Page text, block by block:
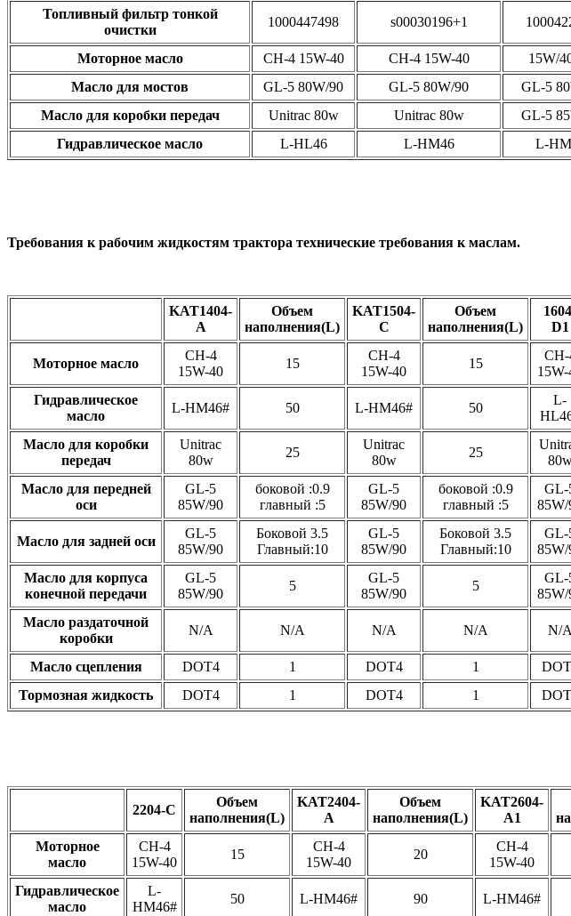
Топливный фильтр тонкой
очистки
1000447498 s00030196+1
Моторное масло CH-4 15W-40 CH-4 15W-40 15W/
Масло для мостов
GL-5 80W/90 GL-5 80W/90 GL-5
Масло для коробки передач
Unitrac 80w Unitrac 80w GL-5
Гидравлическое масло
L-HL46 L-HM46 L-
Требования к рабочим жидкостям трактора технические требования к маслам.
KAT1404-
A
Объем
наполнения(L)
KAT1504-
C
Объем
наполнения(L)
D1
Моторное масло
CH-4
15W-40
15
CH-4
15W-40
15
CH-
15W-
Гидравлическое
масло
L-HM46# 50 L-HM46# 50
L-
Масло для коробки
передач
Unitrac
80w
25
Unitrac
80w
25
Масло для передней
оси
GL-5
85W/90
боковой :0.9
главный :5
GL-5
85W/90
боковой :0.9
главный :5
GL-
85W/
Масло для задней оси
GL-5
85W/90
Боковой 3.5
Главный:10
GL-5
85W/90
Боковой 3.5
Главный:10
GL-
85W/
Масло для корпуса
конечной передачи
GL-5
85W/90
5
GL-5
85W/90
5
GL-
85W/
Масло раздаточной
коробки
N/A N/A N/A N/A N/A
Масло сцепления DOT4 1 DOT4 1
Тормозная жидкость
DOT4 1 DOT4 1
2204-C
Объем
наполнения(L)
KAT2404-
A
Объем
наполнения(L)
KAT2604-
A1
Моторное
масло
CH-4
15W-40
15
CH-4
15W-40
20
CH-4
15W-40
Гидравлическое
масло
L-
HM46#
50 L-HM46# 90 L-HM46#